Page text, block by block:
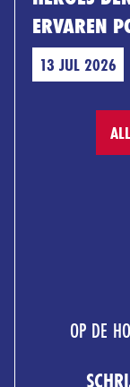
ERVAREN
13 JUL 2026
OP DE